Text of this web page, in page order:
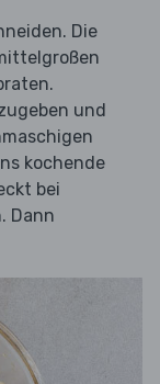
Die
und
kochende
bei
Dann